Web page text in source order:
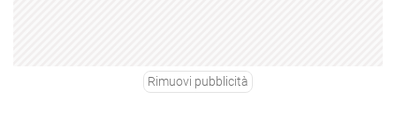
Rimuovi pubblicità